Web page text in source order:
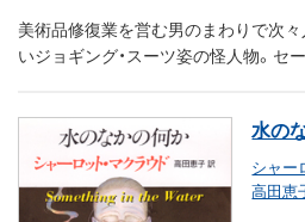
美術品修復業を営む男のまわりで次
いジョギング・スーツ姿の怪人物。セ
水の
シャー
高田恵